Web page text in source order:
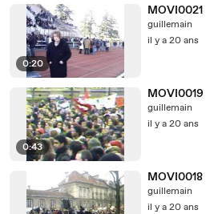
0:20
MOVI0021
guillemain
il y a 20 ans
0:43
MOVI0019
guillemain
il y a 20 ans
MOVI0018
guillemain
il y a 20 ans